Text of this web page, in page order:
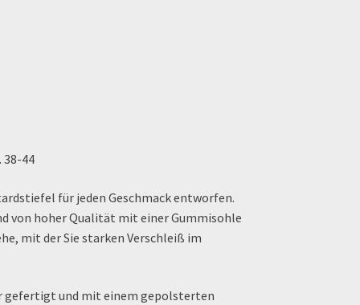
38-44
für jeden Geschmack entworfen.
von hoher Qualität mit einer Gummisohle
mit der Sie starken Verschleiß im
gefertigt und mit einem gepolsterten